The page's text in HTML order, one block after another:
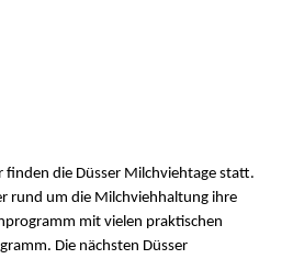
finden die Düsser Milchviehtage statt.
rund um die Milchviehhaltung ihre
mit vielen praktischen
Die nächsten Düsser